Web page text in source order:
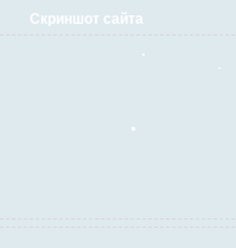
Скриншот сайта